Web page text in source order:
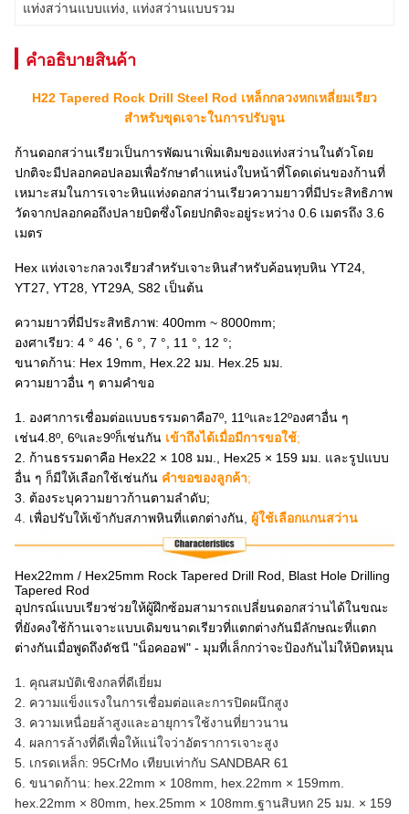
แท่งสว่านแบบแท่ง แท่งสว่านแบบรวม
คําอธิบายสินค้า
H22 Tapered Rock Drill Steel Rod เหล็กกลวงหกเหลี่ยมเรียว
สำหรับขุดเจาะในการปรับจูน
ก้านดอกสว่านเรียวเป็นการพัฒนาเพิ่มเติมของแท่งสว่านในตัวโดย
ปกติจะมีปลอกคอปลอมเพื่อรักษาตำแหน่งใบหน้าที่โดดเด่นของก้านที่
เหมาะสมในการเจาะหินแท่งดอกสว่านเรียวความยาวที่มีประสิทธิภาพ
วัดจากปลอกคอถึงปลายบิตซึ่งโดยปกติจะอยู่ระหว่าง 0.6 เมตรถึง 3.6
เมตร
Hex แท่งเจาะกลวงเรียวสำหรับเจาะหินสำหรับค้อนทุบหิน YT24,
YT27, YT28, YT29A, S82 เป็นต้น
ความยาวที่มีประสิทธิภาพ: 400mm ~ 8000mm;
องศาเรียว: 4 ° 46 ', 6 °, 7 °, 11 °, 12 °;
ขนาดก้าน: Hex 19mm, Hex.22 มม. Hex.25 มม.
ความยาวอื่น ๆ ตามคำขอ
1. องศาการเชื่อมต่อแบบธรรมดาคือ7º, 11ºและ12ºองศาอื่น ๆ
เช่น4.8º, 6ºและ9ºก็เช่นกัน เข้าถึงได้เมื่อมีการขอใช้;
2. ก้านธรรมดาคือ Hex22 × 108 มม., Hex25 × 159 มม. และรูปแบบ
อื่น ๆ ก็มีให้เลือกใช้เช่นกัน คำขอของลูกค้า;
3. ต้องระบุความยาวก้านตามลำดับ;
4. เพื่อปรับให้เข้ากับสภาพหินที่แตกต่างกัน ผู้ใช้เลือกแกนสว่าน
Hex22mm / Hex25mm Rock Tapered Drill Rod, Blast Hole Drilling
Tapered Rod
อุปกรณ์แบบเรียวช่วยให้ผู้ฝึกซ้อมสามารถเปลี่ยนดอกสว่านได้ในขณะ
ที่ยังคงใช้ก้านเจาะแบบเดิมขนาดเรียวที่แตกต่างกันมีลักษณะที่แตก
ต่างกันเมื่อพูดถึงดัชนี "น็อคออฟ" - มุมที่เล็กกว่าจะป้องกันไม่ให้บิตหมุน
1. คุณสมบัติเชิงกลที่ดีเยี่ยม
2. ความแข็งแรงในการเชื่อมต่อและการปิดผนึกสูง
3. ความเหนื่อยล้าสูงและอายุการใช้งานที่ยาวนาน
4. ผลการล้างที่ดีเพื่อให้แน่ใจว่าอัตราการเจาะสูง
5. เกรดเหล็ก: 95CrMo เทียบเท่ากับ SANDBAR 61
6. ขนาดก้าน: hex.22mm × 108mm, hex.22mm × 159mm.
hex.22mm × 80mm, hex.25mm × 108mm.ฐานสิบหก 25 มม. × 159